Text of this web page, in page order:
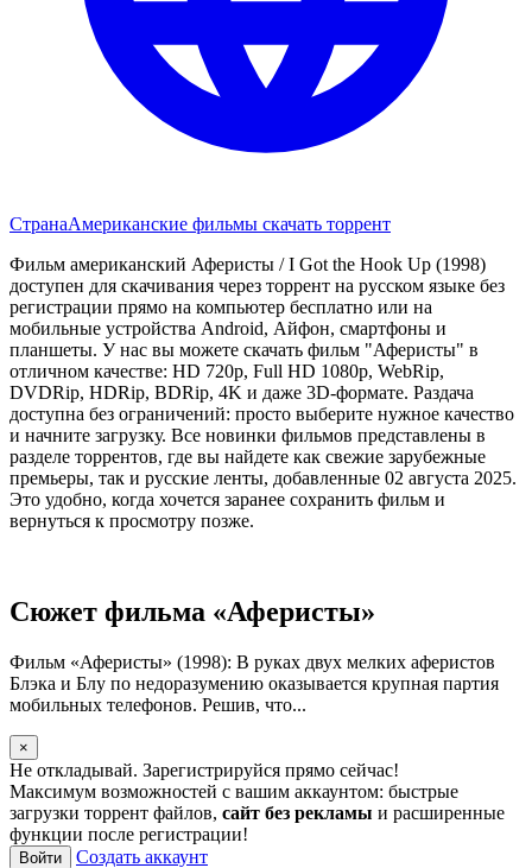
СтранаАмериканские фильмы скачать торрент
Фильм американский Аферисты / I Got the Hook Up (1998)
доступен для скачивания через торрент на русском языке без
регистрации прямо на компьютер бесплатно или на
мобильные устройства Android, Айфон, смартфоны и
планшеты. У нас вы можете скачать фильм "Аферисты" в
отличном качестве: HD 720p, Full HD 1080p, WebRip,
DVDRip, HDRip, BDRip, 4K и даже 3D-формате. Раздача
доступна без ограничений: просто выберите нужное качество
и начните загрузку. Все новинки фильмов представлены в
разделе торрентов, где вы найдете как свежие зарубежные
премьеры, так и русские ленты, добавленные 02 августа 2025.
Это удобно, когда хочется заранее сохранить фильм и
вернуться к просмотру позже.
Сюжет фильма «Аферисты»
Фильм «Аферисты» (1998): В руках двух мелких аферистов
Блэка и Блу по недоразумению оказывается крупная партия
мобильных телефонов. Решив, что...
×
Не откладывай. Зарегистрируйся прямо сейчас!
Максимум возможностей с вашим аккаунтом: быстрые
загрузки торрент файлов, сайт без рекламы и расширенные
функции после регистрации!
Войти Создать аккаунт